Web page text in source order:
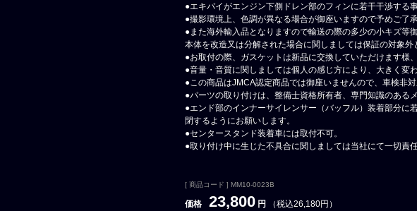
●エキパイがエンジン下側ドレン部のフィンに若干干渉する
●撮影環境上、色調が異なる場合が御座いますので予めご了承
●また海外輸入品となりますので輸送の際の多少の小キズ等御
本体を改造又は分解された場合に関しましては保証の対象外
●お取付の際、ガスケットは新品に交換していただけます様
●音量・音質に関しましては個人の感じ方により、大きく変
●この商品はJMCA認定商品では御座いませんので、車検非対
●パーツの取り付けは、整備士資格所有者、専門知識のある
●エンド部のインナーサイレンサー（バッフル）装着部分
閉するようにお願いします。
●センタースタンド装着車には取付不可。
●取り付け中に生じた不具合に関しましては当社にて一切責
[ 商品コード ] MM10-0023B
価格 23,800 円 （税込26,180円）